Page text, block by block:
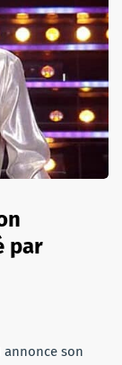
par
annonce son